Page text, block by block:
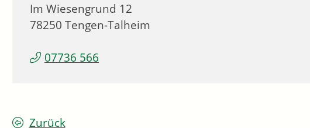
Im Wiesengrund 12
78250 Tengen-Talheim
07736 566
Zurück